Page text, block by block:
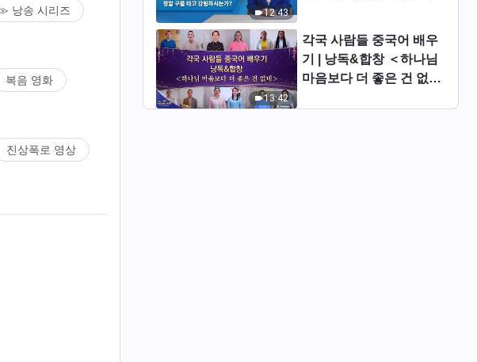
48:05
악인을 고발한 체험 |그리스도인
의 체험 간증 509회
거듭된 위기 속에서 |그리스도인
의 체험 간증 508회
낭송 시리즈
복음 영화
진상폭로 영상
12:43
13:42
각국 사람들 중국어 배우
기 | 낭독&합창 ＜하나님
마음보다 더 좋은 건 없네